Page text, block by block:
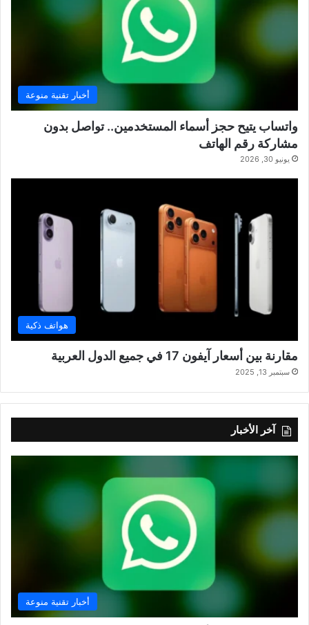
أخبار تقنية منوعة
واتساب يتيح حجز أسماء المستخدمين.. تواصل بدون
مشاركة رقم الهاتف
يونيو 30, 2026
هواتف ذكية
مقارنة بين أسعار آيفون 17 في جميع الدول العربية
سبتمبر 13, 2025
آخر الأخبار
أخبار تقنية منوعة